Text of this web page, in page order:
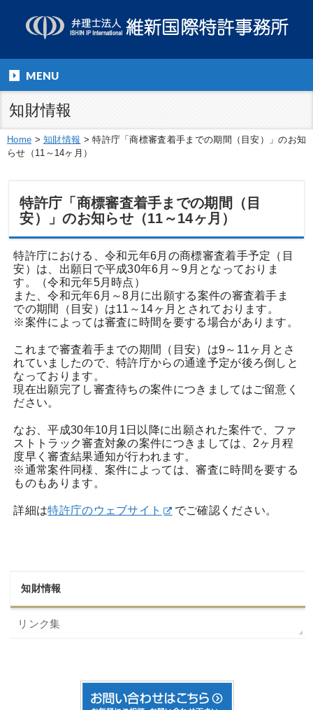
MENU
知財情報
Home >知財情報 >特許庁「商標審査着手までの期間（目安）」のお知
らせ（11～14ヶ月）
特許庁「商標審査着手までの期間（目
安）」のお知らせ（11～14ヶ月）
特許庁における、令和元年6月の商標審査着手予定（目
安）は、出願日で平成30年6月～9月となっておりま
す。（令和元年5月時点）
また、令和元年6月～8月に出願する案件の審査着手ま
での期間（目安）は11～14ヶ月とされております。
※案件によっては審査に時間を要する場合があります。
これまで審査着手までの期間（目安）は9～11ヶ月とさ
れていましたので、特許庁からの通達予定が後ろ倒しと
なっております。
現在出願完了し審査待ちの案件につきましてはご留意く
ださい。
なお、平成30年10月1日以降に出願された案件で、ファ
ストトラック審査対象の案件につきましては、2ヶ月程
度早く審査結果通知が行われます。
※通常案件同様、案件によっては、審査に時間を要する
ものもあります。
詳細は特許庁のウェブサイト でご確認ください。
知財情報
リンク集